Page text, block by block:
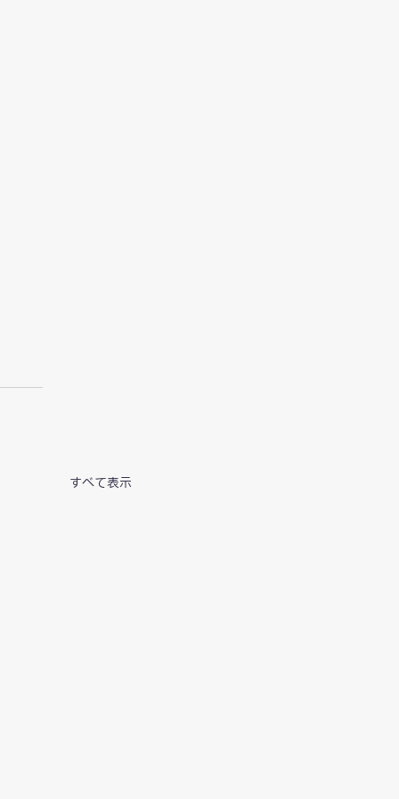
すべて表示